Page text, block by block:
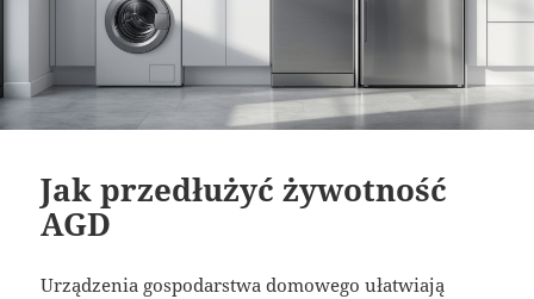
Jak przedłużyć żywotność
AGD
Urządzenia gospodarstwa domowego ułatwiają